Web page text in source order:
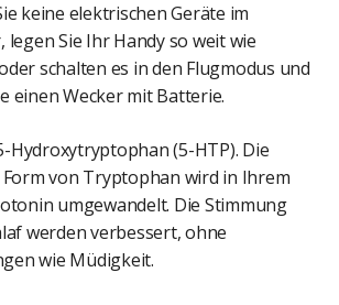
keine elektrischen Geräte im
legen Sie Ihr Handy so weit wie
schalten es in den Flugmodus und
einen Wecker mit Batterie.
Hydroxytryptophan (5-HTP). Die
von Tryptophan wird in Ihrem
umgewandelt. Die Stimmung
werden verbessert, ohne
wie Müdigkeit.